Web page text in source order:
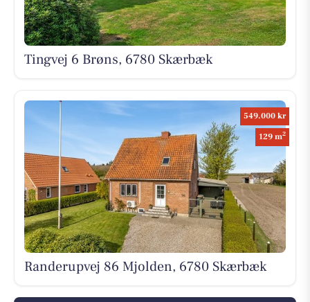
Tingvej 6 Brøns, 6780 Skærbæk
549.000 kr
129 m2
Randerupvej 86 Mjolden, 6780 Skærbæk